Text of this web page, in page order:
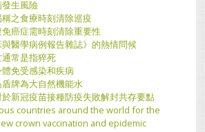
發生風險
之食療時刻清除巡疫
癌症需時刻清除重要性
醫學病例報告雜誌》的熱情問候
常是指猝死
免受感染和疾病
牌為大自然機能水
新冠疫苗接種防疫失敗解封共存要點
countries around the world for the
crown vaccination and epidemic